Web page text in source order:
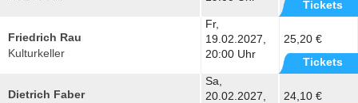
Tickets
Friedrich Rau
Kulturkeller
Fr,
19.02.2027,
20:00 Uhr
25,20 €
Tickets
Dietrich Faber
Sa,
20.02.2027,
24,10 €